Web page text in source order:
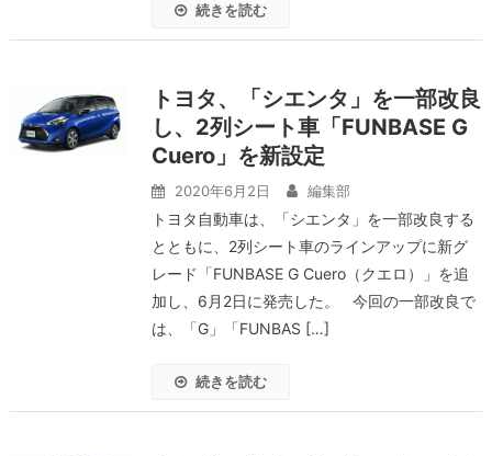
続きを読む
トヨタ、「シエンタ」を一部改良
し、2列シート車「FUNBASE G
Cuero」を新設定
2020年6月2日 編集部
トヨタ自動車は、「シエンタ」を一部改良する
とともに、2列シート車のラインアップに新グ
レード「FUNBASE G Cuero（クエロ）」を追
加し、6月2日に発売した。 今回の一部改良で
は、「G」「FUNBAS […]
続きを読む